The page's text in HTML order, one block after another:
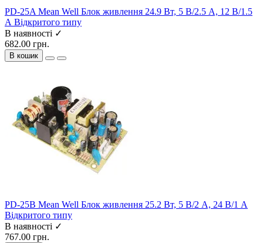
PD-25A Mean Well Блок живлення 24.9 Вт, 5 В/2.5 А, 12 В/1.5
А Відкритого типу
В наявності ✓
682.00 грн.
В кошик
PD-25B Mean Well Блок живлення 25.2 Вт, 5 В/2 А, 24 В/1 А
Відкритого типу
В наявності ✓
767.00 грн.